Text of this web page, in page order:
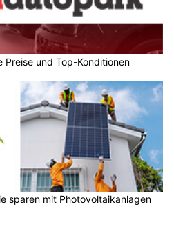
Preise und Top-Konditionen
sparen mit Photovoltaikanlagen